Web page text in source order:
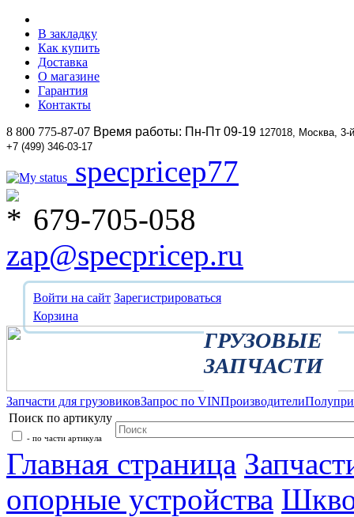
В закладку
Как купить
Доставка
О магазине
Гарантия
Контакты
8 800 775-87-07 Время работы: Пн-Пт 09-19 127018, Москва,
+7 (499) 346-03-17
specpricep77
679-705-058
zap@specpricep.ru
Войти на сайт Зарегистрироваться
Корзина
ГРУЗОВЫЕ
ЗАПЧАСТИ
Запчасти для грузовиковЗапрос по VINПроизводители
Поиск по артикулу
- по части артикула
Главная страница
опорные устройства